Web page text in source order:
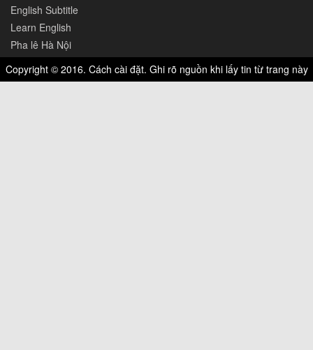
English Subtitle
Learn English
Pha lê Hà Nội
Copyright © 2016. Cách cài đặt. Ghi rõ nguồn khi lấy tin từ trang này